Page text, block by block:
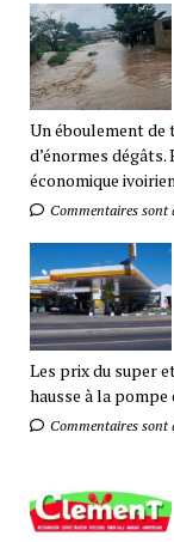
Un éboulement de
d’énormes
économique
Commentaires sont
Les prix du super
hausse à la pompe
Commentaires sont